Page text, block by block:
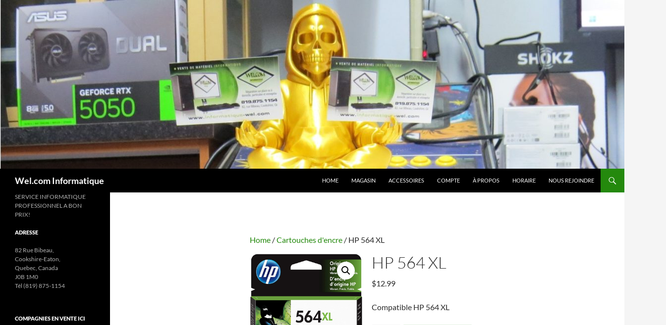
Wel.com Informatique HOME MAGASIN ACCESSOIRES COMPTE À PROPOS HORAIRE NOUS REJOINDRE
Home /Cartouches d'encre / HP 564 XL
HP 564 XL
$12.99
Compatible HP 564 XL
SERVICE INFORMATIQUE
PROFESSIONNEL A BON
PRIX!
ADRESSE
82 Rue Bibeau,
Cookshire-Eaton,
Quebec, Canada
J0B 1M0
Tél (819) 875-1154
COMPAGNIES EN VENTE ICI